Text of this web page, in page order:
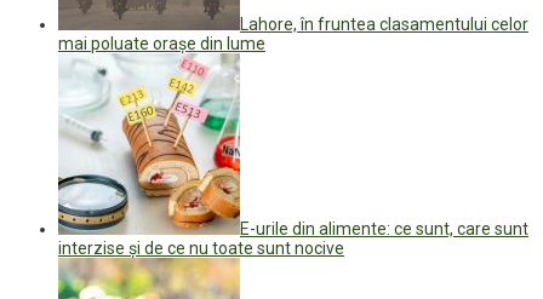
Lahore, în fruntea clasamentului celor
mai poluate oraşe din lume
E-urile din alimente: ce sunt, care sunt
interzise și de ce nu toate sunt nocive